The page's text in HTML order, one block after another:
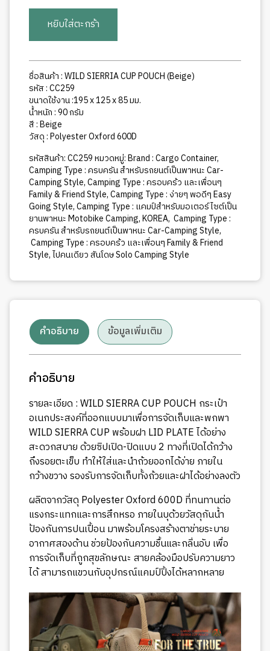
WILD
SIERRIA
CUP
POUCH
(Beige)
ชิ้น
หยิบใส่ตะกร้า
ชื่อสินค้า : WILD SIERRIA CUP POUCH (Beige)
รหัส : CC259
ขนาดใช้งาน :195 x 125 x 85 มม.
น้ำหนัก : 90 กรัม
สี : Beige
วัสดุ : Polyester Oxford 600D
รหัสสินค้า:CC259หมวดหมู่:Brand : Cargo Container,
Camping Type : ครบครัน สำหรับรถยนต์เป็นพาหนะ Car-
Camping Style,Camping Type : ครอบคร้ว และเพื่อนๆ
Family & Friend Style,Camping Type : ง่ายๆ พอดีๆ Easy
Going Style,Camping Type : แคมป์สำหรับมอเตอร์ไซต์เป็น
ยานพาหนะ Motobike Camping,KOREA, Camping Type :
ครบครัน สำหรับรถยนต์เป็นพาหนะ Car-Camping Style,
Camping Type : ครอบคร้ว และเพื่อนๆ Family & Friend
Style,ไปคนเดียว สันโดษ Solo Camping Style
คำอธิบาย ข้อมูลเพิ่มเติม
คำอธิบาย
รายละเอียด : WILD SIERRA CUP POUCH กระเป๋า
อเนกประสงค์ที่ออกแบบมาเพื่อการจัดเก็บและพกพา
WILD SIERRA CUP พร้อมฝา LID PLATE ได้อย่าง
สะดวกสบาย ด้วยซิปเปิด-ปิดแบบ 2 ทางที่เปิดได้กว้าง
ถึงรอยตะเข็บ ทำให้ใส่และนำถ้วยออกได้ง่าย ภายใน
กว้างขวาง รองรับการจัดเก็บทั้งถ้วยและฝาได้อย่างลงตัว
ผลิตจากวัสดุ Polyester Oxford 600D ที่ทนทานต่อ
แรงกระแทกและการสึกหรอ ภายในบุด้วยวัสดุกันน้ำ
ป้องกันการปนเปื้อน มาพร้อมโครงสร้างตาข่ายระบาย
อากาศสองด้าน ช่วยป้องกันความชื้นและกลิ่นอับ เพื่อ
การจัดเก็บที่ถูกสุขลักษณะ สายคล้องมือปรับความยาว
ได้ สามารถแขวนกับอุปกรณ์แคมป์ปิ้งได้หลากหลาย